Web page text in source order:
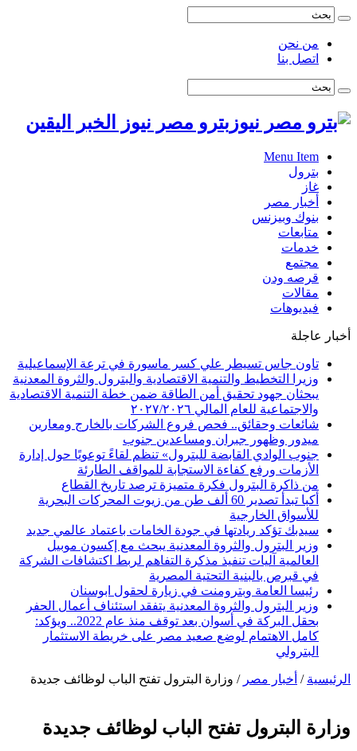
من نحن
اتصل بنا
بترو مصر نيوز الخبر اليقين
Menu Item
بترول
غاز
أخبار مصر
بنوك وبيزنس
متابعات
خدمات
مجتمع
قرصه ودن
مقالات
فيديوهات
أخبار عاجلة
تاون جاس تسيطر علي كسر ماسورة في ترعة الإسماعيلية
وزيرا التخطيط والتنمية الاقتصادية والبترول والثروة المعدنية
يبحثان جهود تحقيق أمن الطاقة ضمن خطة التنمية الاقتصادية
والاجتماعية للعام المالي ٢٠٢٧/٢٠٢٦
شائعات وحقائق.. فحص فروع الشركات بالخارج ومعارين
ميدور وظهور جبران ومساعدين جنوب
جنوب الوادي القابضة للبترول» تنظم لقاءً توعويًا حول إدارة
الأزمات ورفع كفاءة الاستجابة للمواقف الطارئة
من ذاكرة البترول فكرة متميزة ترصد تاريخ القطاع
أكبا تبدأ تصدير 60 ألف طن من زيوت المحركات البحرية
للأسواق الخارجية
سيدبك تؤكد ريادتها في جودة الخامات باعتماد عالمي جديد
وزير البترول والثروة المعدنية يبحث مع إكسون موبيل
العالمية آليات تنفيذ مذكرة التفاهم لربط اكتشافات الشركة
في قبرص بالبنية التحتية المصرية
رئيسا العامة وبترومنت في زيارة لحقول ابوسنان
وزير البترول والثروة المعدنية يتفقد استئناف أعمال الحفر
بحقل البركة في أسوان بعد توقف منذ عام 2022.. ويؤكد:
كامل الاهتمام لوضع صعيد مصر على خريطة الاستثمار
البترولي
الرئيسية / أخبار مصر / وزارة البترول تفتح الباب لوظائف جديدة
وزارة البترول تفتح الباب لوظائف جديدة